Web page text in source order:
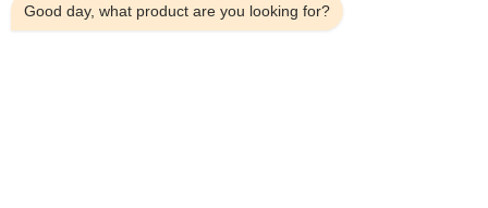
Good day, what product are you looking for?